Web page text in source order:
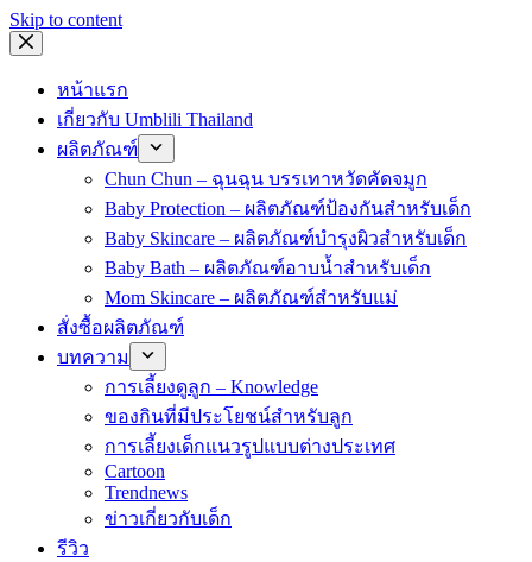
Skip to content
หน้าแรก
เกี่ยวกับ Umblili Thailand
ผลิตภัณฑ์
Chun Chun – ฉุนฉุน บรรเทาหวัดคัดจมูก
Baby Protection – ผลิตภัณฑ์ป้องกันสำหรับเด็ก
Baby Skincare – ผลิตภัณฑ์บำรุงผิวสำหรับเด็ก
Baby Bath – ผลิตภัณฑ์อาบน้ำสำหรับเด็ก
Mom Skincare – ผลิตภัณฑ์สำหรับแม่
สั่งซื้อผลิตภัณฑ์
บทความ
การเลี้ยงดูลูก – Knowledge
ของกินที่มีประโยชน์สำหรับลูก
การเลี้ยงเด็กแนวรูปแบบต่างประเทศ
Cartoon
Trendnews
ข่าวเกี่ยวกับเด็ก
รีวิว